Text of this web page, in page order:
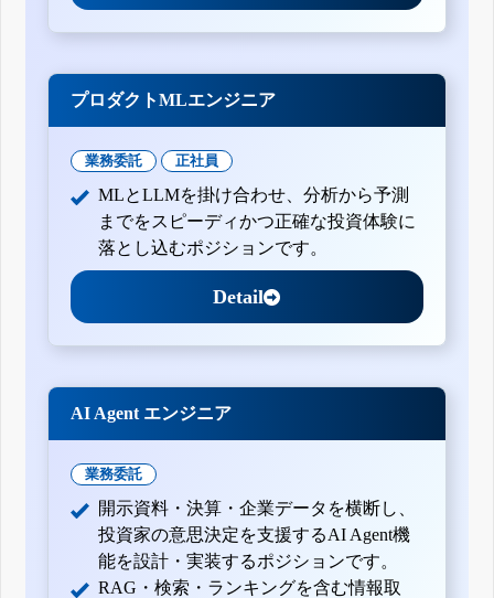
プロダクトMLエンジニア
業務委託 正社員
MLとLLMを掛け合わせ、分析から予測
までをスピーディかつ正確な投資体験に
落とし込むポジションです。
Detail
AI Agent エンジニア
業務委託
開示資料・決算・企業データを横断し、
投資家の意思決定を支援するAI Agent機
能を設計・実装するポジションです。
RAG・検索・ランキングを含む情報取